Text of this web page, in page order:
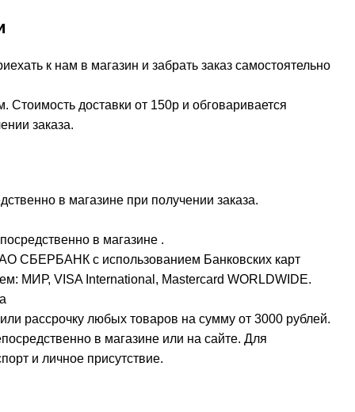
к нам в магазин и забрать заказ самостоятельно
Стоимость доставки от 150р и обговаривается
заказа.
в магазине при получении заказа.
в магазине .
СБЕРБАНК с использованием Банковских карт
МИР, VISA International, Mastercard WORLDWIDE.
рассрочку любых товаров на сумму от 3000 рублей.
в магазине или на сайте. Для
и личное присутствие.